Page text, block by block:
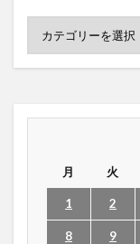
月 火
1 2
8 9